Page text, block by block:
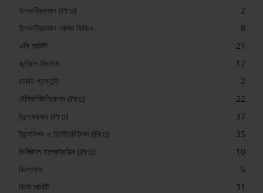
ইলেকট্রিক্যাল (Pro)
2
ইলেকট্রিক্যাল মেশিন ভিডিও
8
এসি সার্কিট
21
কন্ট্রোল সিস্টেম
17
চাকরি প্রস্তুতি
2
টেলিকমিউনিকেশন (Pro)
22
ট্রান্সফরমার (Pro)
37
ট্রান্সমিশন ও ডিস্ট্রিবিউশন (Pro)
35
ডিজিটাল ইলেকট্রনিক্স (Pro)
10
ডিপ্লোমা
5
ডিসি সার্কিট
31